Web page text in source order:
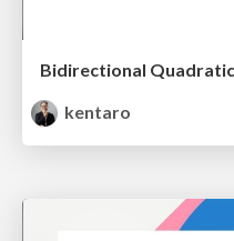
kentaro